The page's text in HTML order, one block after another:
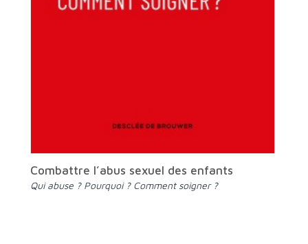
Combattre l’abus sexuel des enfants
Qui abuse ? Pourquoi ? Comment soigner ?